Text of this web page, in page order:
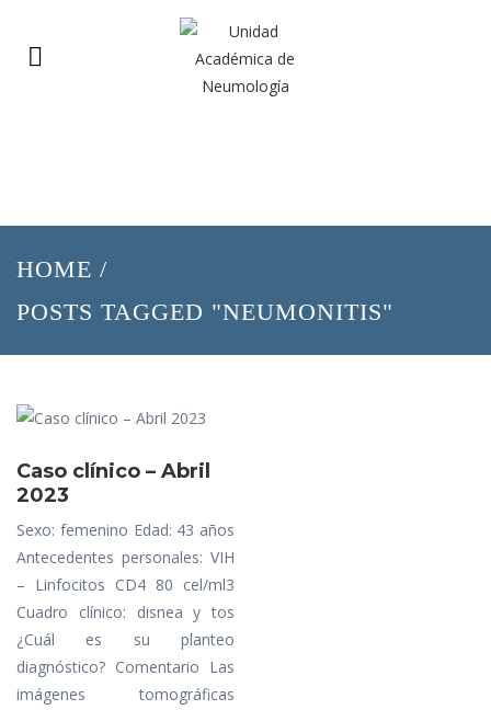
HOME /
POSTS TAGGED "NEUMONITIS"
Caso clínico – Abril
2023
Sexo: femenino Edad: 43 años
Antecedentes personales: VIH
– Linfocitos CD4 80 cel/ml3
Cuadro clínico: disnea y tos
¿Cuál es su planteo
diagnóstico? Comentario Las
imágenes tomográficas